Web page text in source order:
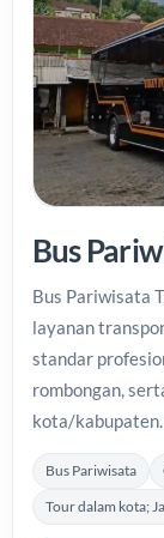
Bus
Bus Pariwisata
layanan
standar
rombongan,
kota/kabupaten.
Bus Pariwisata
Tour dalam kota;